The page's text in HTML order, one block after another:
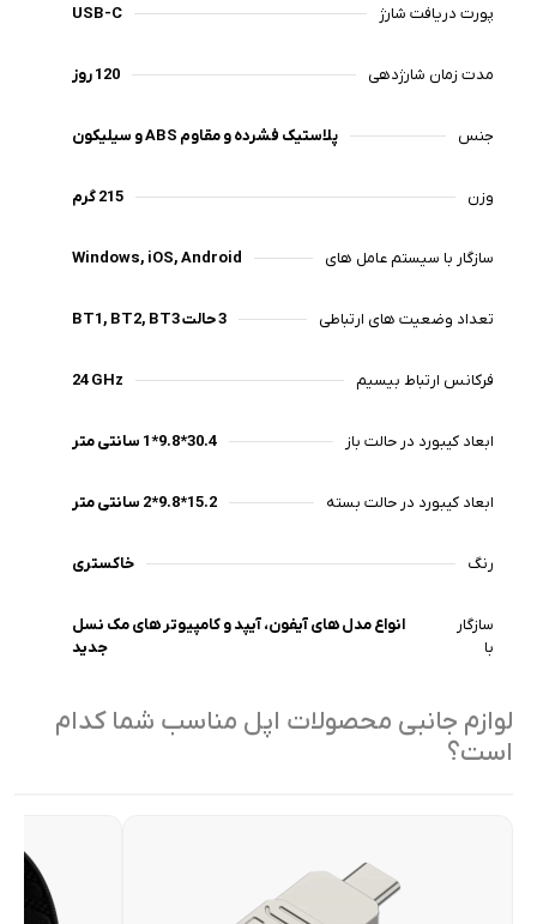
پورت دریافت شارژ USB-C
مدت زمان شارژدهی 120 روز
جنس پلاستیک فشرده و مقاوم ABS و سیلیکون
وزن 215 گرم
سازگار با سیستم عامل های Windows, iOS, Android
تعداد وضعیت های ارتباطی 3 حالت BT1, BT2, BT3
فرکانس ارتباط بیسیم 24 GHz
ابعاد کیبورد در حالت باز 30.4*9.8*1 سانتی متر
ابعاد کیبورد در حالت بسته 15.2*9.8*2 سانتی متر
رنگ خاکستری
سازگار
با
انواع مدل های آیفون، آیپد و کامپیوتر های مک نسل
جدید
لوازم جانبی محصولات اپل مناسب شما کدام
است؟